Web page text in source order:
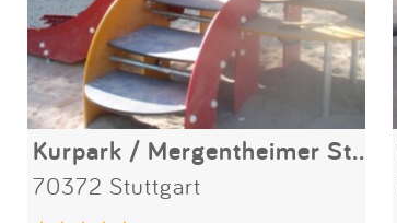
Kurpark / Mergentheimer Straße
70372 Stuttgart